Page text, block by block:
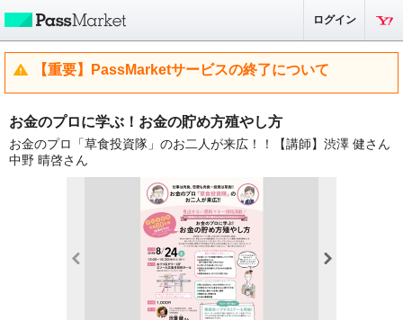
ログイン
【重要】PassMarketサービスの終了について
お金のプロに学ぶ！お金の貯め方殖やし方
お金のプロ「草食投資隊」のお二人が来広！！【講師】渋澤 健さん
中野 晴啓さん